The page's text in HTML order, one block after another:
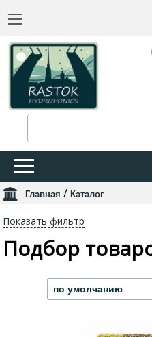
Главная / Каталог
Показать фильтр
Подбор
по умолчанию